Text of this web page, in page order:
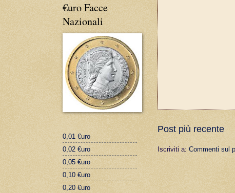
Post più recente
Iscriviti a: Commenti sul
€uro Facce
Nazionali
0,01 €uro
0,02 €uro
0,05 €uro
0,10 €uro
0,20 €uro